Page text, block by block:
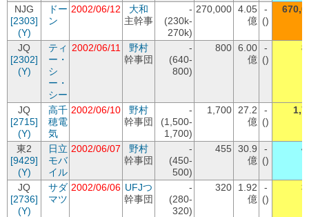
NJG
[2303]
(Y)
ドー
ン
2002/06/12
大和
主幹事
-
(230k-
270k)
270,000 4.05
億
-
()
JQ
[2302]
(Y)
ティ
ー・
シ
ー・
シー
2002/06/11
野村
幹事団
-
(640-
800)
800 6.00
億
-
()
JQ
[2715]
(Y)
高千
穂電
気
2002/06/10
野村
幹事団
-
(1,500-
1,700)
1,700
27.2
億
-
()
東2
[9429]
(Y)
日立
モバ
イル
2002/06/07
野村
幹事団
-
(450-
500)
455
30.9
億
-
()
JQ
[2736]
(Y)
サダ
マツ
2002/06/06 UFJつ
幹事団
-
(280-
320)
320
1.92
億
-
()